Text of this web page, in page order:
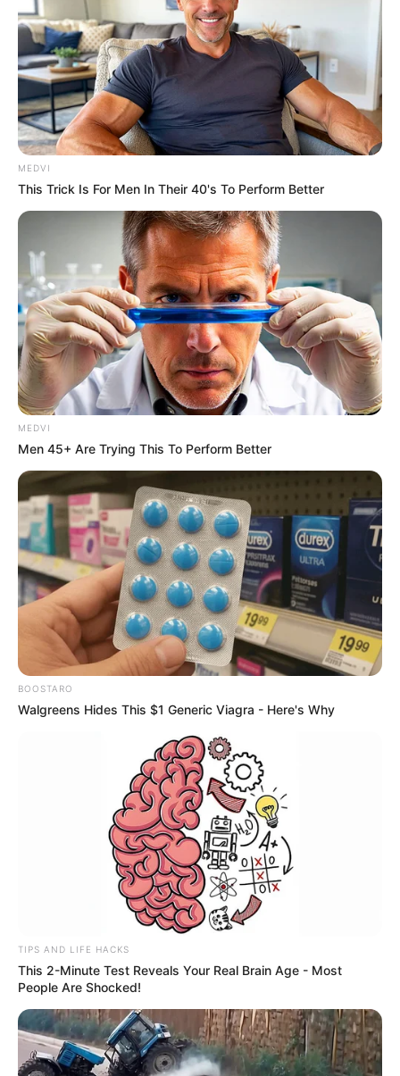
ΤΑΥΤΟΤΗΤΑ ΚΑΙ ΕΠΙΚΟΙΝΩΝΙΑ ΟΡΟΙ ΧΡΗΣΗΣ
MEDVI
This Trick Is For Men In Their 40's To Perform Better
MEDVI
Men 45+ Are Trying This To Perform Better
BOOSTARO
Walgreens Hides This $1 Generic Viagra - Here's Why
TIPS AND LIFE HACKS
This 2-Minute Test Reveals Your Real Brain Age - Most
People Are Shocked!